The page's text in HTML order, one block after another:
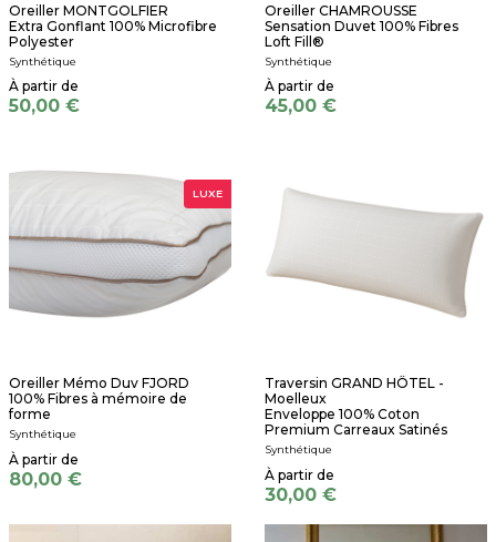
Oreiller MONTGOLFIER
Extra Gonflant 100% Microfibre
Polyester
Synthétique
50,00 €
Oreiller CHAMROUSSE
Sensation Duvet 100% Fibres
Loft Fill®
Synthétique
45,00 €
LUXE
Oreiller Mémo Duv FJORD
100% Fibres à mémoire de
forme
Synthétique
80,00 €
Traversin GRAND HÔTEL -
Moelleux
Enveloppe 100% Coton
Premium Carreaux Satinés
Synthétique
30,00 €